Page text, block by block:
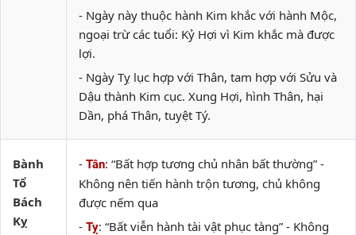
- Ngày này thuộc hành Kim khắc với hành Mộc,
ngoại trừ các tuổi: Kỷ Hợi vì Kim khắc mà được
lợi.
- Ngày Tỵ lục hợp với Thân, tam hợp với Sửu và
Dậu thành Kim cục. Xung Hợi, hình Thân, hại
Dần, phá Thân, tuyệt Tý.
Bành
Tổ
Bách
Kỵ
- Tân: “Bất hợp tương chủ nhân bất thường” -
Không nên tiến hành trộn tương, chủ không
được nếm qua
- Tỵ: “Bất viễn hành tài vật phục tàng” - Không